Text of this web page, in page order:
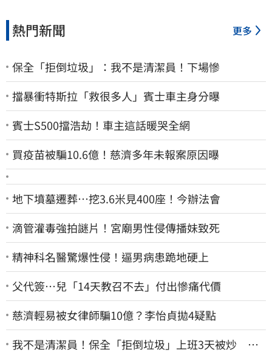
熱門新聞 更多
保全「拒倒垃圾」：我不是清潔員！下場慘
擋暴衝特斯拉「救很多人」賓士車主身分曝
賓士S500擋浩劫！車主這話暖哭全網
買疫苗被騙10.6億！慈濟多年未報案原因曝
地下墳墓遷葬…挖3.6米見400座！今辦法會
滴管灌毒強拍謎片！宮廟男性侵傳播妹致死
精神科名醫驚爆性侵！逼男病患跪地硬上
父代簽…兒「14天教召不去」付出慘痛代價
慈濟輕易被女律師騙10億？李怡貞拋4疑點
我不是清潔員！保全「拒倒垃圾」上班3天被炒 找